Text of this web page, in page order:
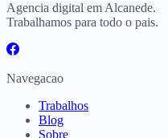
Agencia digital em Alcanede.
Trabalhamos para todo o pais.
Navegacao
Trabalhos
Blog
Sobre